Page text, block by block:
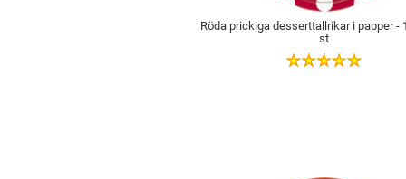
Röda prickiga desserttallrikar i papper -
st